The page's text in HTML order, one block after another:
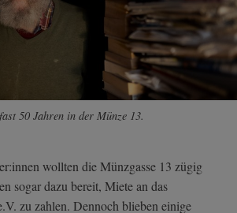
50 Jahren in der Münze 13.
wollten die Münzgasse 13 zügig
sogar dazu bereit, Miete an das
zu zahlen. Dennoch blieben einige